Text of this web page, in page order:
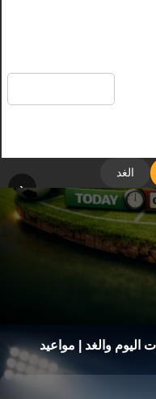
الغد
‹
اليوم والغد | مواعيد